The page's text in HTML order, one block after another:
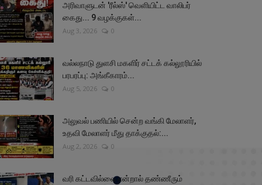
அரிவாளுடன் 'ரீல்ஸ்' வெளியிட்ட வாலிபர்
கைது... 9 வழக்குகள்...
Aug 3, 2026 0
வல்லநாடு துளசி மகளிர் சட்டக் கல்லூரியில்
பரபரப்பு: அங்கீகாரம்...
Aug 5, 2026 0
அலுவல் பணியில் சென்ற வங்கி மேலாளர்,
உதவி மேலாளர் மீது தாக்குதல்:...
Aug 2, 2026 0
வரி கட்டவில்லை என்றால் தண்ணீரும்